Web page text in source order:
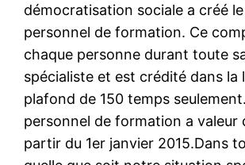
démocratisation sociale a créé
personnel de formation. Ce
chaque personne durant toute
spécialiste et est crédité dans la
plafond de 150 temps
personnel de formation a valeur
partir du 1er janvier 2015.Dans